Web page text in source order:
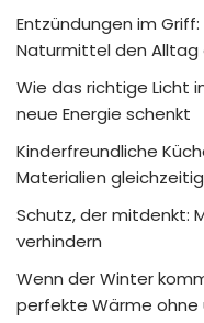
Entzündungen im
Naturmittel den
Wie das richtige Licht
neue Energie schenkt
Kinderfreundliche
Materialien
Schutz, der mitdenkt:
verhindern
Wenn der Winter
perfekte Wärme ohne